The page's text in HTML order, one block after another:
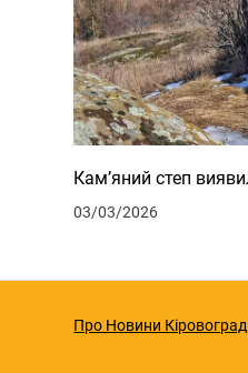
Кам’яний степ
03/03/2026
Про Новини